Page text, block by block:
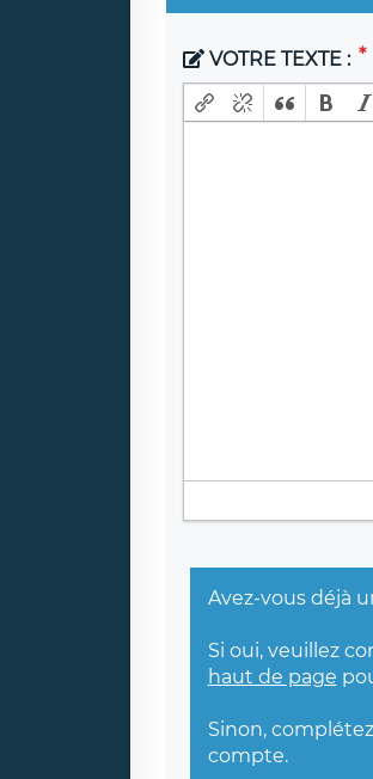
VOTRE TEXTE :
Avez-vous déjà
Si oui, veuillez
haut de page
Sinon,
compte.